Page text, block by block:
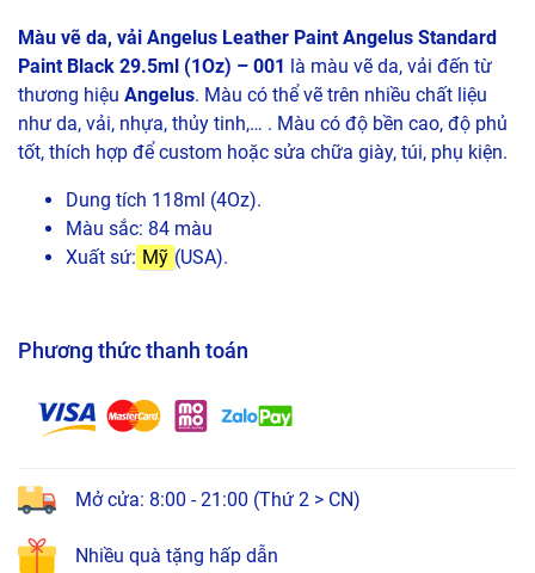
Màu vẽ da, vải Angelus Leather Paint Angelus Standard
Paint Black 29.5ml (1Oz) – 001
là màu vẽ da, vải đến từ
thương hiệu Angelus. Màu có thể vẽ trên nhiều chất liệu
như da, vải, nhựa, thủy tinh,… . Màu có độ bền cao, độ phủ
tốt, thích hợp để custom hoặc sửa chữa giày, túi, phụ kiện.
Dung tích 118ml (4Oz).
Màu sắc: 84 màu
Xuất sứ: Mỹ (USA).
Phương thức thanh toán
Mở cửa: 8:00 - 21:00 (Thứ 2 > CN)
Nhiều quà tặng hấp dẫn